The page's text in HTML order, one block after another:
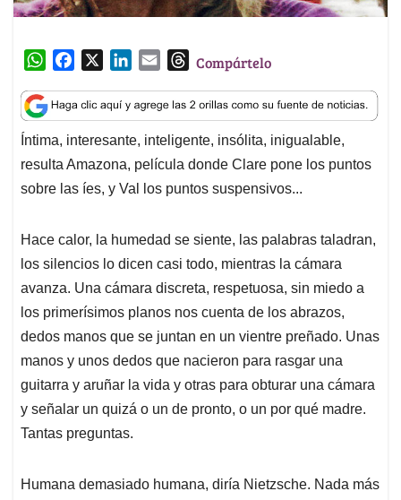
W
a
t
s
A
p
c
e
b
o
o
n
k
e
d
I
a
i
l
T
r
e
a
d
s
Compártelo
Íntima, interesante, inteligente, insólita, inigualable,
resulta Amazona, película donde Clare pone los puntos
sobre las íes, y Val los puntos suspensivos...
Hace calor, la humedad se siente, las palabras taladran,
los silencios lo dicen casi todo, mientras la cámara
avanza. Una cámara discreta, respetuosa, sin miedo a
los primerísimos planos nos cuenta de los abrazos,
dedos manos que se juntan en un vientre preñado. Unas
manos y unos dedos que nacieron para rasgar una
guitarra y aruñar la vida y otras para obturar una cámara
y señalar un quizá o un de pronto, o un por qué madre.
Tantas preguntas.
Humana demasiado humana, diría Nietzsche. Nada más